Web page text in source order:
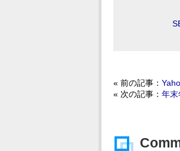
« 前の記事：
« 次の記事： 年末